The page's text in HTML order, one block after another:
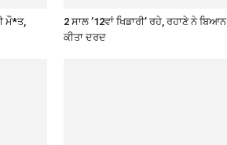
ਮੌ*ਤ,
2 ਸਾਲ ’12ਵਾਂ ਖਿਡਾਰੀ’ ਰਹੇ, ਰਹਾਣੇ ਨੇ ਬਿਆਨ
ਕੀਤਾ ਦਰਦ